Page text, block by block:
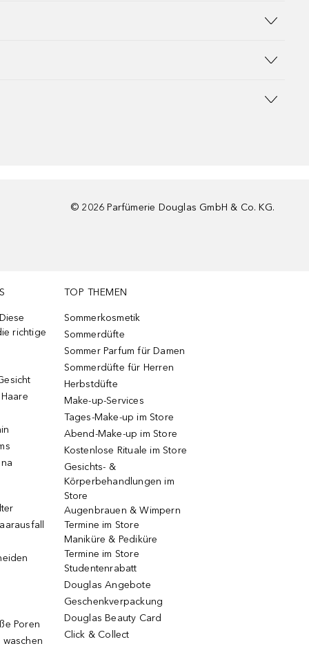
© 2026 Parfümerie Douglas GmbH & Co. KG.
richtige
Poren
TOP THEMEN
Sommerkosmetik
Sommerdüfte
Sommer Parfum für Damen
Sommerdüfte für Herren
Herbstdüfte
Make-up-Services
Tages-Make-up im Store
Abend-Make-up im Store
Kostenlose Rituale im Store
Gesichts- &
Körperbehandlungen im
Store
Augenbrauen & Wimpern
Termine im Store
Maniküre & Pediküre
Termine im Store
Studentenrabatt
Douglas Angebote
Geschenkverpackung
Douglas Beauty Card
Click & Collect